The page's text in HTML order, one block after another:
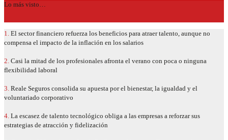
Lo más visto…
1. El sector financiero refuerza los beneficios para atraer talento, aunque no
compensa el impacto de la inflación en los salarios
2. Casi la mitad de los profesionales afronta el verano con poca o ninguna
flexibilidad laboral
3. Reale Seguros consolida su apuesta por el bienestar, la igualdad y el
voluntariado corporativo
4. La escasez de talento tecnológico obliga a las empresas a reforzar sus
estrategias de atracción y fidelización